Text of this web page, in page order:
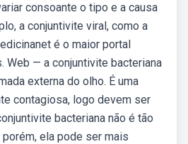
consoante o tipo e a causa
a conjuntivite viral, como a
é o maior portal
Web — a conjuntivite bacteriana
externa do olho. É uma
contagiosa, logo devem ser
bacteriana não é tão
ela pode ser mais